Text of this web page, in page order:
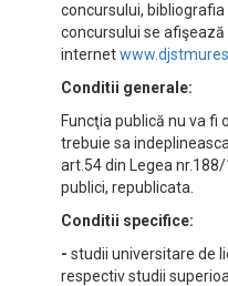
concursului,
concursului se
internet
Conditii generale:
Funcţia publică nu va fi
trebuie sa
art.54 din Legea
publici, republicata.
Conditii specifice:
- studii universitare de
respectiv studii